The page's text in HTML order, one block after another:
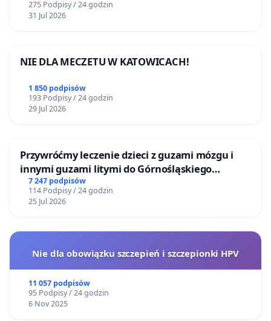
275 Podpisy / 24 godzin
31 Jul 2026
NIE DLA MECZETU W KATOWICACH!
1 850 podpisów
193 Podpisy / 24 godzin
29 Jul 2026
Przywróćmy leczenie dzieci z guzami mózgu i
innymi guzami litymi do Górnośląskiego
Centrum Zdrowia Dziecka w Katowicach
7 247 podpisów
114 Podpisy / 24 godzin
25 Jul 2026
Nie dla obowiązku szczepień i szczepionki HPV
11 057 podpisów
95 Podpisy / 24 godzin
6 Nov 2025